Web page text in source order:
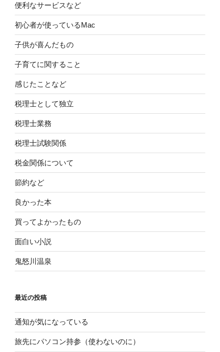
便利なサービスなど
初心者が使っているMac
子供が喜んだもの
子育てに関すること
感じたことなど
税理士として独立
税理士業務
税理士試験関係
税金関係について
節約など
良かった本
買ってよかったもの
面白い小説
鬼怒川温泉
最近の投稿
通知が気になっている
旅先にパソコン持参（使わないのに）